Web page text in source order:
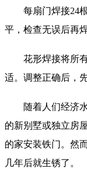
每扇门焊接24根
平，检查无误后再焊
花形焊接将所有
适。调整正确后，
随着人们经济水
的新别墅或独立房
的家安装铁门。然
几年后就生锈了。